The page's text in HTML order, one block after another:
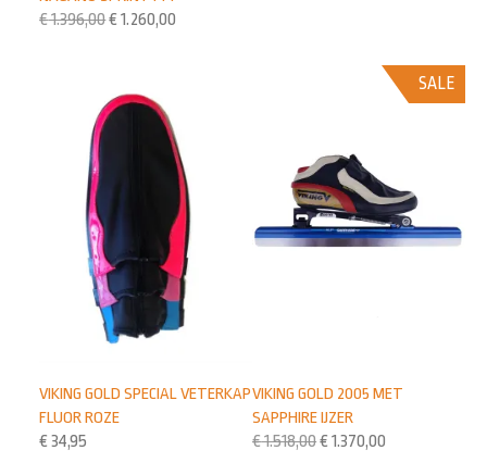
€1.396,00€ 1.260,00
SALE
VIKING GOLD 2005 MET
SAPPHIRE IJZER
€1.518,00€ 1.370,00
VIKING GOLD SPECIAL VETERKAP
FLUOR ROZE
€ 34,95